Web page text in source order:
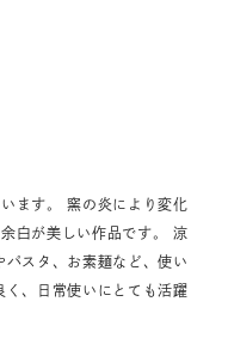
ます。 窯の炎により変化
白が美しい作品です。 涼
スタ、お素麺など、使い
、日常使いにとても活躍